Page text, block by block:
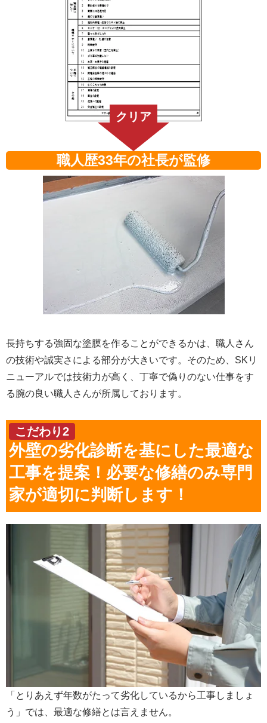
職人歴33年の社長が監修
長持ちする強固な塗膜を作ることができるかは、職人さん
の技術や誠実さによる部分が大きいです。そのため、SKリ
ニューアルでは技術力が高く、丁寧で偽りのない仕事をす
る腕の良い職人さんが所属しております。
こだわり2
外壁の劣化診断を基にした最適な
工事を提案！必要な修繕のみ専門
家が適切に判断します！
「とりあえず年数がたって劣化しているから工事しましょ
う」では、最適な修繕とは言えません。